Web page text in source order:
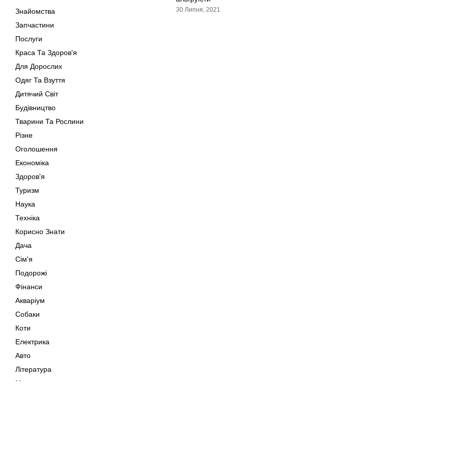
Знайомства
Запчастини
Послуги
Краса Та Здоров'я
Для Дорослих
Одяг Та Взуття
Дитячий Світ
Будівництво
Тварини Та Рослини
Різне
Оголошення
Економіка
Здоров'я
Туризм
Наука
Техніка
Корисно Знати
Дача
Сім'я
Подорожі
Фінанси
Акваріум
Собаки
Коти
Електрика
Авто
Література
Музика
30 Липня, 2021